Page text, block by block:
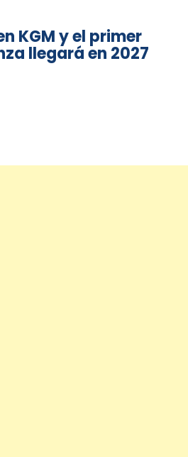
KGM y el primer
llegará en 2027